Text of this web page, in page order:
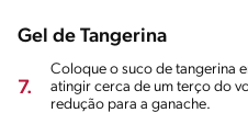
Gel de Tangerina
7.
Coloque o suco de tangerina
atingir cerca de um terço do
redução para a ganache.